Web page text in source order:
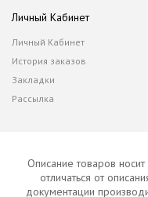
Личный Кабинет
Личный Кабинет
История заказов
Закладки
Рассылка
Описание товаров
отличаться от
документации